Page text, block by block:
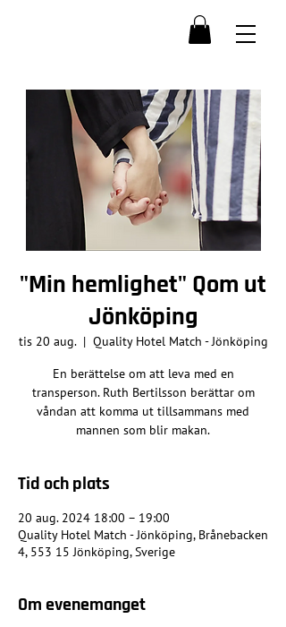
"Min hemlighet" Qom ut
Jönköping
tis 20 aug.
  |
Quality Hotel Match - Jönköping
En berättelse om att leva med en
transperson. Ruth Bertilsson berättar om
våndan att komma ut tillsammans med
mannen som blir makan.
Tid och plats
20 aug. 2024 18:00 – 19:00
Quality Hotel Match - Jönköping, Brånebacken
4, 553 15 Jönköping, Sverige
Om evenemanget